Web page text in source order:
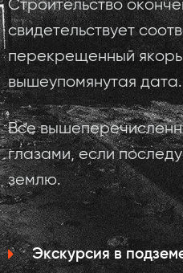
Строительство
свидетельствует
перекрещенный
вышеупомянутая дата.
Все
глазами, если
землю.
Экскурсия в